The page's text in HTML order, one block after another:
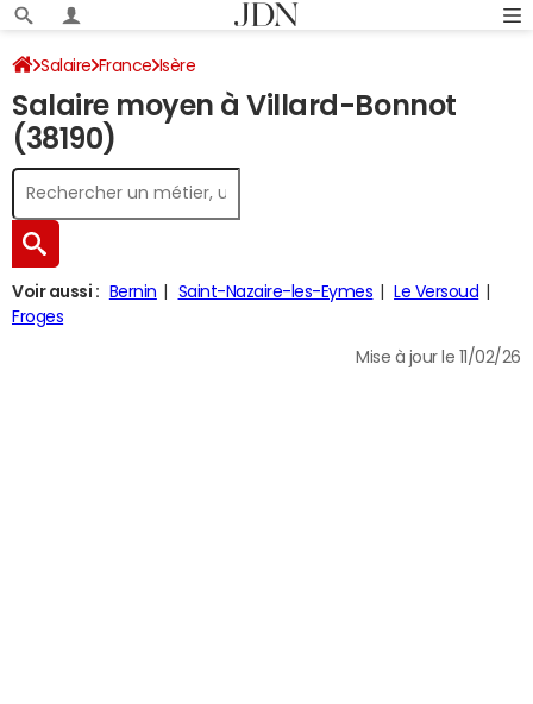
Salaire France Isère
Salaire moyen à Villard-Bonnot
(38190)
Voir aussi : Bernin Saint-Nazaire-les-Eymes
Le Versoud
Froges
Mise à jour le 11/02/26